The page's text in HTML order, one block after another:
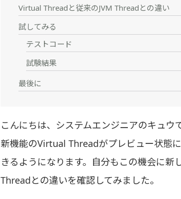
Virtual Threadと従来のJVM Threadとの違い
試してみる
テストコード
試験結果
最後に
こんにちは、システムエンジニアのキュウ
新機能のVirtual Threadがプレビュー状態
きるようになります。自分もこの機会に新
Threadとの違いを確認してみました。